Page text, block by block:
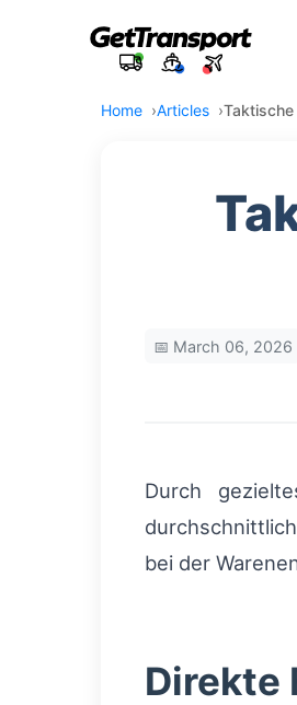
Home Articles
📅 March 06, 2026
Durch
bei der
Direkte